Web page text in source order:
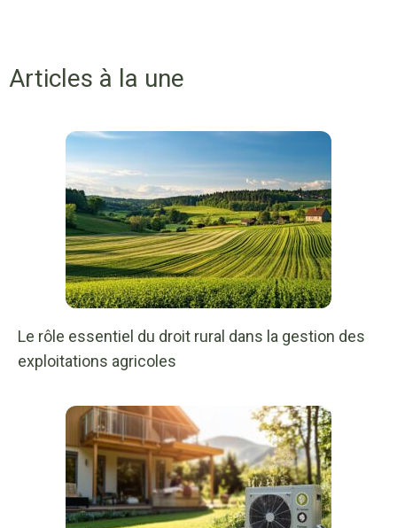
Articles à la une
Le rôle essentiel du droit rural dans la gestion des
exploitations agricoles